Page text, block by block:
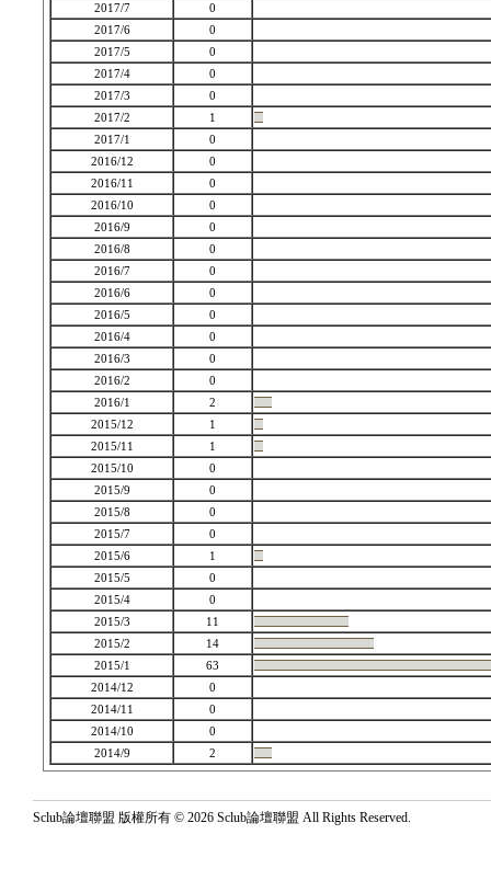
2017/7
0
2017/6
0
2017/5
0
2017/4
0
2017/3
0
2017/2
1
2017/1
0
2016/12
0
2016/11
0
2016/10
0
2016/9
0
2016/8
0
2016/7
0
2016/6
0
2016/5
0
2016/4
0
2016/3
0
2016/2
0
2016/1
2
2015/12
1
2015/11
1
2015/10
0
2015/9
0
2015/8
0
2015/7
0
2015/6
1
2015/5
0
2015/4
0
2015/3
11
2015/2
14
2015/1
63
2014/12
0
2014/11
0
2014/10
0
2014/9
2
Sclub論壇聯盟 版權所有 © 2026 Sclub論壇聯盟 All Rights Reserved.